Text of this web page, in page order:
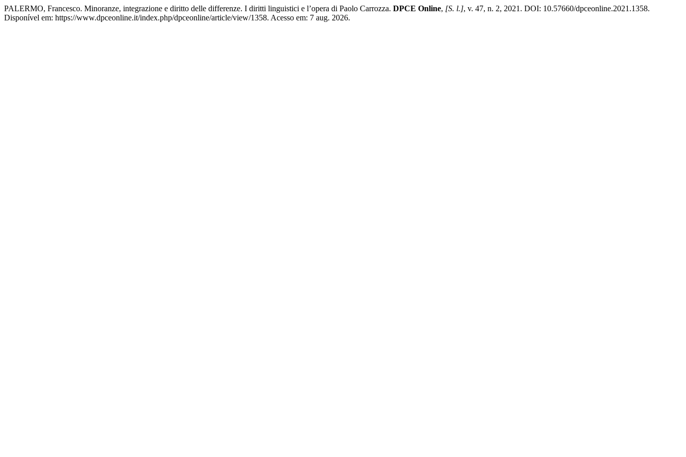
PALERMO, Francesco. Minoranze, integrazione e diritto delle differenze. I diritti linguistici e l’opera di Paolo Carrozza. DPCE Online, [S. l.], v. 47, n. 2, 2021. DOI: 10.57660/dpceonline.2021.1358.
Disponível em: https://www.dpceonline.it/index.php/dpceonline/article/view/1358. Acesso em: 7 aug. 2026.